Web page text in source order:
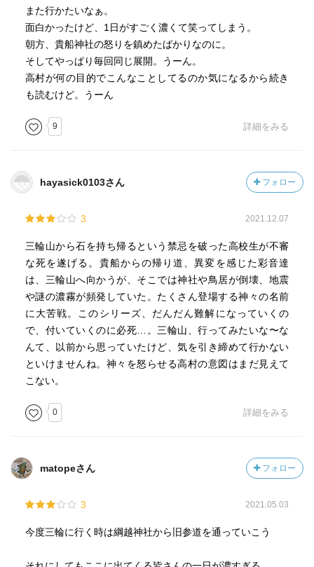
また行かたいなぁ。
面白かったけど、1日がすごく濃くて笑ってしまう。
朝方、貴船神社の怒りを鎮めたばかりなのに。
そしてやっぱり毎回同じ展開。うーん。
高村が何の目的でこんなことしてるのか気になるから続き
も読むけど。うーん
9 詳細をみる
hayasick0103さん フォロー
3 2021.12.07
三輪山から石を持ち帰るという禁忌を破った高校生が不審
な死を遂げる。貴船からの帰り道、異変を感じた彩音達
は、三輪山へ向かうが、そこでは神社や鳥居が倒壊、地震
や謎の濃霧が頻発していた。たくさん登場する神々の名前
に大苦戦。このシリーズ、だんだん難解になっていくの
で、付いていくのに必死…。三輪山、行ってみたいな〜な
んて、以前から思っていたけど、気を引き締めて行かない
といけませんね。神々を怒らせる高村の意図はまだ見えて
こない。
0 詳細をみる
matopeさん フォロー
3 2021.05.03
今度三輪に行く時は綱越神社から旧参道を通っていこう